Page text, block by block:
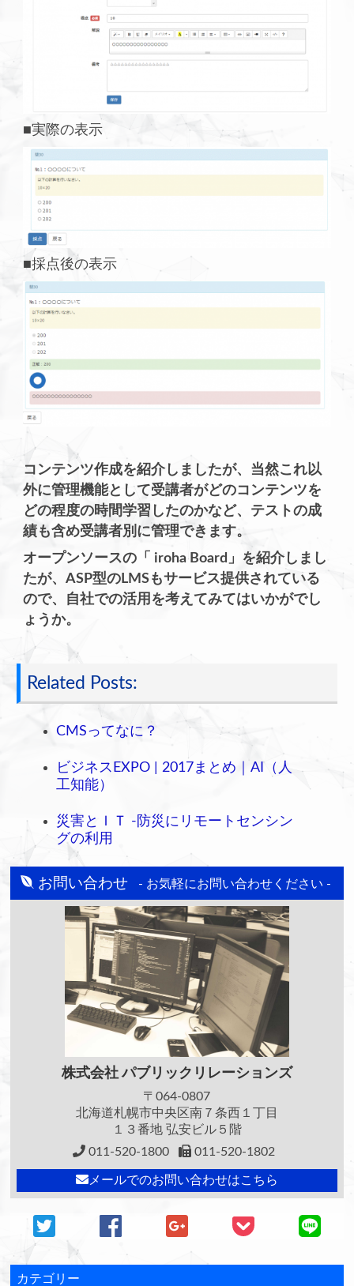
■実際の表示
■採点後の表示
コンテンツ作成を紹介しましたが、当然これ以
外に管理機能として受講者がどのコンテンツを
どの程度の時間学習したのかなど、テストの成
績も含め受講者別に管理できます。
オープンソースの「 iroha Board」を紹介しまし
たが、ASP型のLMSもサービス提供されている
ので、自社での活用を考えてみてはいかがでし
ょうか。
Related Posts:
CMSってなに？
ビジネスEXPO | 2017まとめ｜AI（人
工知能）
災害とＩＴ -防災にリモートセンシン
グの利用
お問い合わせ - お気軽にお問い合わせください -
株式会社パブリックリレーションズ
〒064-0807
北海道札幌市中央区南７条西１丁目
１３番地 弘安ビル５階
011-520-1800
011-520-1802
メールでのお問い合わせはこちら
カテゴリー